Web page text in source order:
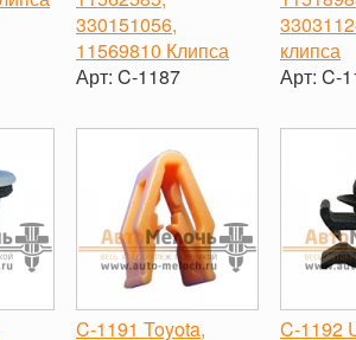
330151056,
11569810 Клипса
Арт: C-1187
-
+
клипса
Арт: C-
-
C-1191 Toyota, C-1192